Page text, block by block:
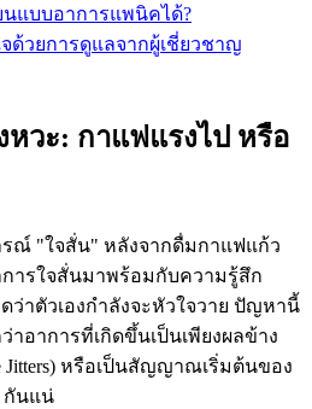
นแบบอาการแพนิคได้?
ด้วยการดูแลจากผู้เชี่ยวชาญ
หวะ: กาแฟแรงไป หรือ
ณ์ "ใจสั่น" หลังจากดื่มกาแฟแก้ว
ารใจสั่นมาพร้อมกับความรู้สึก
ว่าตัวเองกำลังจะหัวใจวาย ปัญหานี้
อาการที่เกิดขึ้นเป็นเพียงผลข้าง
Jitters) หรือเป็นสัญญาณเริ่มต้นของ
กันแน่